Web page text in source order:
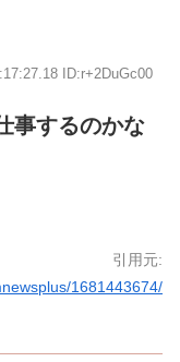
ID:r+2DuGc00
事するのかな
引用元:
1681443674/